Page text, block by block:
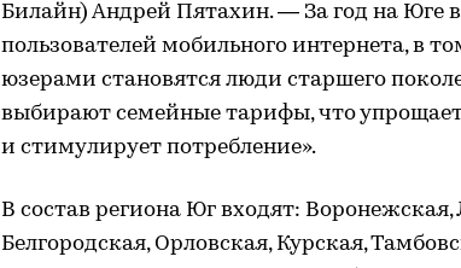
Билайн) Андрей Пятахин. — За год на Юге
пользователей мобильного интернета, в
юзерами становятся люди старшего
выбирают семейные тарифы, что
и стимулирует потребление».
В состав региона Юг входят: Воронежская,
Белгородская, Орловская, Курская,